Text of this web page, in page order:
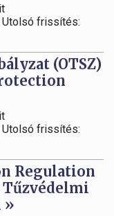
Utolsó frissítés:
(OTSZ)
Utolsó frissítés:
Regulation
Tűzvédelmi
»